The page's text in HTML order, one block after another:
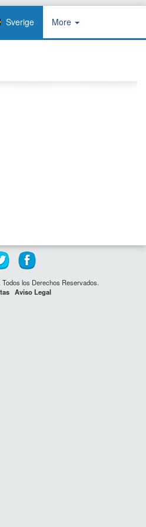
Sverige More
los Derechos Reservados.
Aviso Legal